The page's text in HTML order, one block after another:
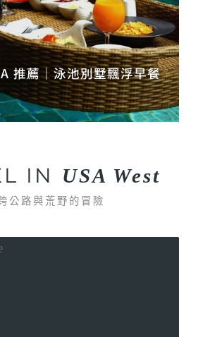
推薦｜泳池別墅飄浮早餐
IN USA West
公路與荒野的冒險